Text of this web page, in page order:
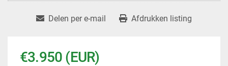
Delen per e-mail Afdrukken listing
€3.950 (EUR)